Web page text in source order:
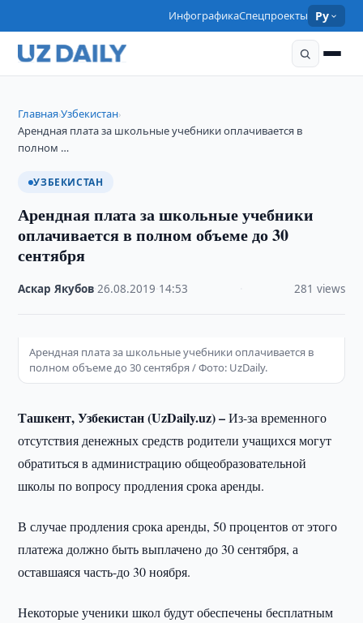
ИнфографикаСпецпроекты Ру
Главная›Узбекистан›
Арендная плата за школьные учебники оплачивается в
полном …
УЗБЕКИСТАН
Арендная плата за школьные учебники
оплачивается в полном объеме до 30
сентября
Аскар Якубов ·26.08.2019 14:53 281 views
Арендная плата за школьные учебники оплачивается в
полном объеме до 30 сентября / Фото: UzDaily.
Ташкент, Узбекистан (UzDaily.uz) –Из-за временного
отсутствия денежных средств родители учащихся могут
обратиться в администрацию общеобразовательной
школы по вопросу продления срока аренды.
В случае продления срока аренды, 50 процентов от этого
платежа должно быть выплачено до 30 сентября, а
оставшаяся часть-до 30 ноября.
Некоторые ученики школ будут обеспечены бесплатным